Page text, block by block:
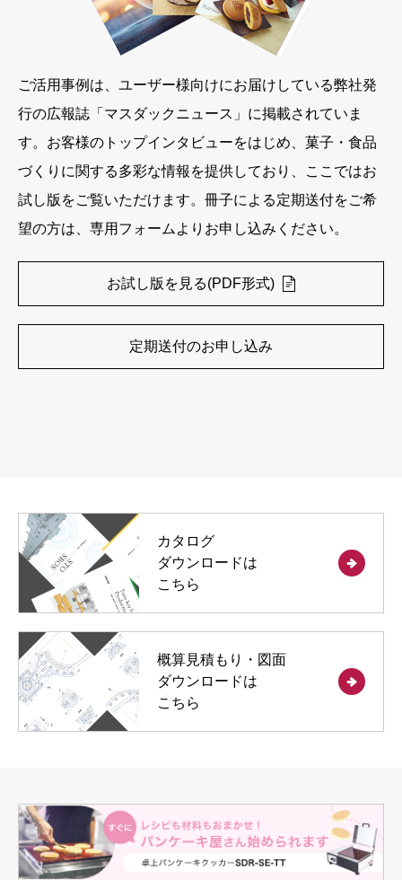
ご活用事例は、ユーザー様向けにお届けしている弊社発
行の広報誌「マスダックニュース」に掲載されていま
す。お客様のトップインタビューをはじめ、菓子・食品
づくりに関する多彩な情報を提供しており、ここではお
試し版をご覧いただけます。冊子による定期送付をご希
望の方は、専用フォームよりお申し込みください。
お試し版を見る(PDF形式)
定期送付のお申し込み
カタログ
ダウンロードは
こちら
概算見積もり・図面
ダウンロードは
こちら